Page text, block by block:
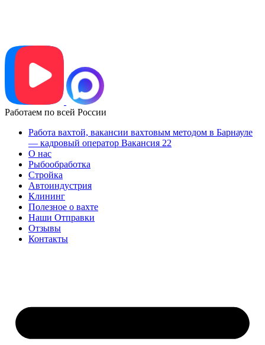
Работаем по всей России
Работа вахтой, вакансии вахтовым методом в Барнауле
— кадровый оператор Вакансия 22
О нас
Рыбообработка
Стройка
Автоиндустрия
Клининг
Полезное о вахте
Наши Отправки
Отзывы
Контакты